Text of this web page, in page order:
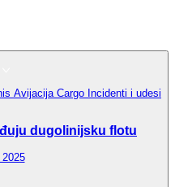
Avijacija Cargo Incidenti i udesi
dugolinijsku flotu